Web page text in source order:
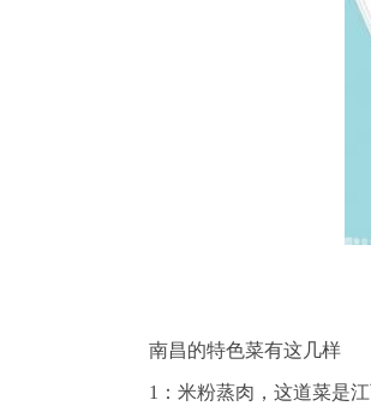
南昌的特色菜有这几样
1：米粉蒸肉，这道菜是